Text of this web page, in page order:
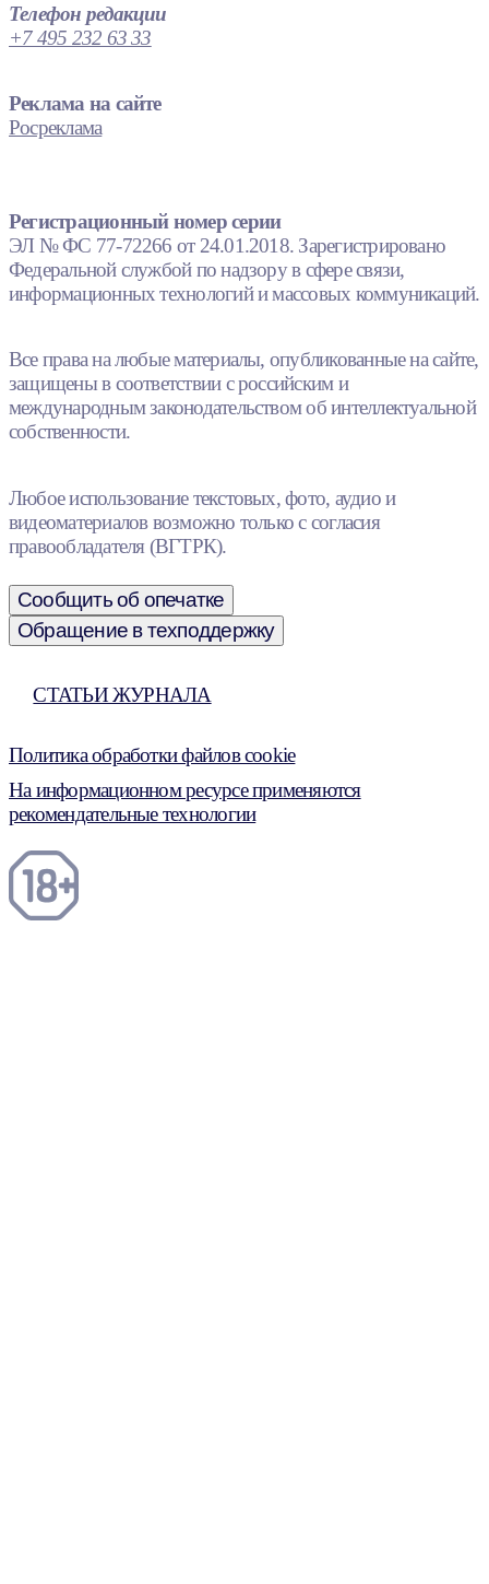
Телефон редакции
+7 495 232 63 33
Реклама на сайте
Росреклама
Регистрационный номер серии
ЭЛ № ФС 77-72266 от 24.01.2018. Зарегистрировано
Федеральной службой по надзору в сфере связи,
информационных технологий и массовых коммуникаций.
Все права на любые материалы, опубликованные на сайте,
защищены в соответствии с российским и
международным законодательством об интеллектуальной
собственности.
Любое использование текстовых, фото, аудио и
видеоматериалов возможно только с согласия
правообладателя (ВГТРК).
Сообщить об опечатке
Обращение в техподдержку
СТАТЬИ ЖУРНАЛА
Политика обработки файлов cookie
На информационном ресурсе применяются
рекомендательные технологии